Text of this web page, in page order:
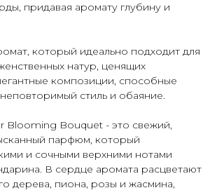
придавая аромату глубину и
который идеально подходит для
натур, ценящих
композиции, способные
стиль и обаяние.
Blooming Bouquet - это свежий,
парфюм, который
и сочными верхними нотами
В сердце аромата расцветают
дерева, пиона, розы и жасмина,